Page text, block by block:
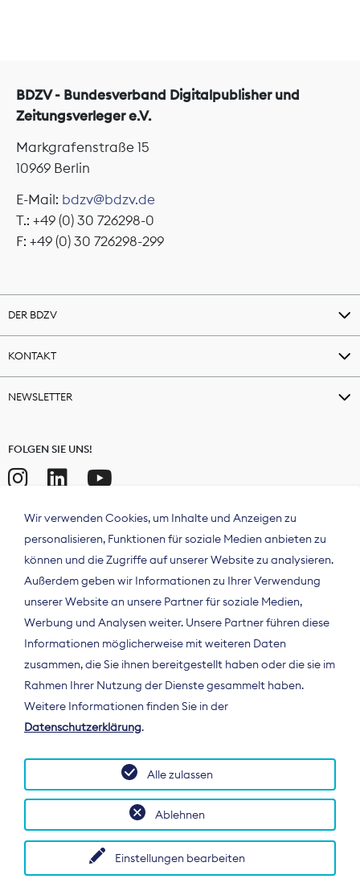
BDZV - Bundesverband Digitalpublisher und
Zeitungsverleger e.V.
Markgrafenstraße 15
10969 Berlin
E-Mail: bdzv@bdzv.de
T.: +49 (0) 30 726298-0
F: +49 (0) 30 726298-299
DER BDZV
KONTAKT
NEWSLETTER
FOLGEN SIE UNS!
Der Bundesverband Digitalpublisher und
Zeitungsverleger (BDZV) vertritt als
Spitzenorganisation die Interessen der
Deutschland und auf EU-Ebene.
© 2026 BDZV. All rights reserved.
Wir verwenden Cookies, um Inhalte und Anzeigen zu
personalisieren, Funktionen für soziale Medien anbieten zu
können und die Zugriffe auf unserer Website zu analysieren.
Außerdem geben wir Informationen zu Ihrer Verwendung
unserer Website an unsere Partner für soziale Medien,
Werbung und Analysen weiter. Unsere Partner führen diese
Informationen möglicherweise mit weiteren Daten
zusammen, die Sie ihnen bereitgestellt haben oder die sie im
Rahmen Ihrer Nutzung der Dienste gesammelt haben.
Weitere Informationen finden Sie in der
Datenschutzerklärung.
Einstellungen bearbeiten
Ablehnen
Alle zulassen